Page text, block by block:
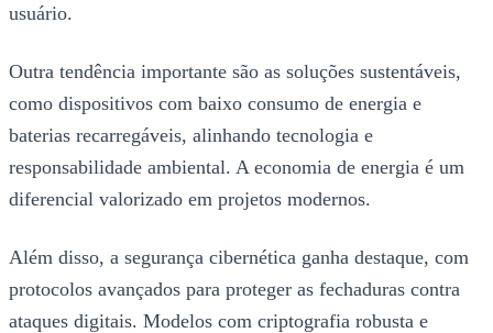
usuário.
Outra tendência importante são as soluções sustentáveis,
como dispositivos com baixo consumo de energia e
baterias recarregáveis, alinhando tecnologia e
responsabilidade ambiental. A economia de energia é um
diferencial valorizado em projetos modernos.
Além disso, a segurança cibernética ganha destaque, com
protocolos avançados para proteger as fechaduras contra
ataques digitais. Modelos com criptografia robusta e